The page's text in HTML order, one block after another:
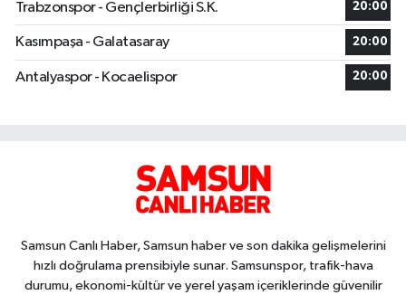
Trabzonspor - Gençlerbirliği S.K. 20:00
Kasımpaşa - Galatasaray 20:00
Antalyaspor - Kocaelispor 20:00
Samsun Canlı Haber, Samsun haber ve son dakika gelişmelerini
hızlı doğrulama prensibiyle sunar. Samsunspor, trafik-hava
durumu, ekonomi-kültür ve yerel yaşam içeriklerinde güvenilir